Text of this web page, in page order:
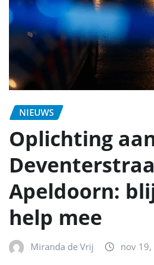
NIEUWS
Oplichting
Apeldoorn:
help mee
Miranda de Vrij nov